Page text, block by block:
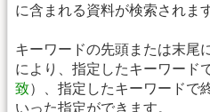
に含まれる資料が検索されま
キーワードの先頭または末尾
により、指定したキーワード
致）、指定したキーワードで
いった指定ができます。